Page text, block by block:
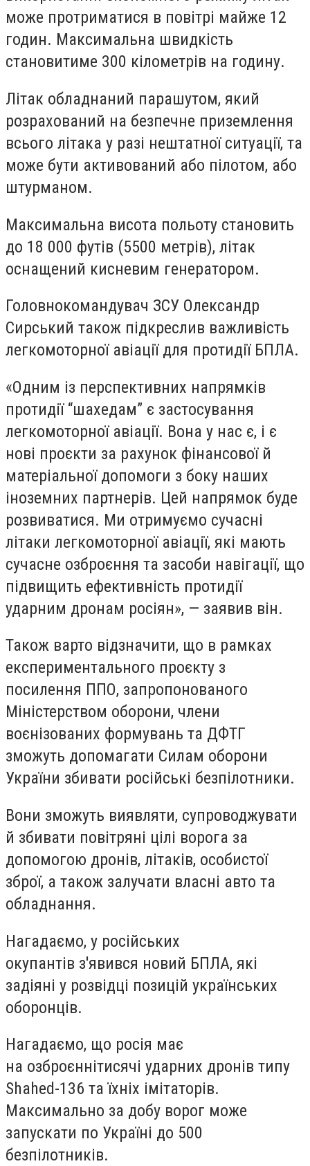
може протриматися в повітрі майже 12
годин. Максимальна швидкість
становитиме 300 кілометрів на годину.
Літак обладнаний парашутом, який
розрахований на безпечне приземлення
всього літака у разі нештатної ситуації, та
може бути активований або пілотом, або
штурманом.
Максимальна висота польоту становить
до 18 000 футів (5500 метрів), літак
оснащений кисневим генератором.
Головнокомандувач ЗСУ Олександр
Сирський також підкреслив важливість
легкомоторної авіації для протидії БПЛА.
«Одним із перспективних напрямків
протидії “шахедам” є застосування
легкомоторної авіації. Вона у нас є, і є
нові проєкти за рахунок фінансової й
матеріальної допомоги з боку наших
іноземних партнерів. Цей напрямок буде
розвиватися. Ми отримуємо сучасні
літаки легкомоторної авіації, які мають
сучасне озброєння та засоби навігації, що
підвищить ефективність протидії
ударним дронам росіян», — заявив він.
Також варто відзначити, що в рамках
експериментального проєкту з
посилення ППО, запропонованого
Міністерством оборони, члени
воєнізованих формувань та ДФТГ
зможуть допомагати Силам оборони
України збивати російські безпілотники.
Вони зможуть виявляти, супроводжувати
й збивати повітряні цілі ворога за
допомогою дронів, літаків, особистої
зброї, а також залучати власні авто та
обладнання.
Нагадаємо, у російських
окупантів з'явився новий БПЛА, які
задіяні у розвідці позицій українських
оборонців.
Нагадаємо, що росія має
на озброєннітисячі ударних дронів типу
Shahed-136 та їхніх імітаторів.
Максимально за добу ворог може
запускати по Україні до 500
безпілотників.